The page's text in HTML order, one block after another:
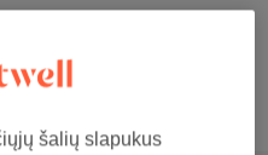
šalių slapukus